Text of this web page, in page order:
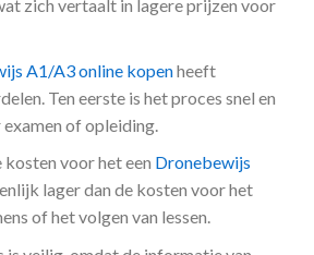
zich vertaalt in lagere prijzen voor
A1/A3 online kopenheeft
Ten eerste is het proces snel en
of opleiding.
kosten voor het een Dronebewijs
lager dan de kosten voor het
of het volgen van lessen.